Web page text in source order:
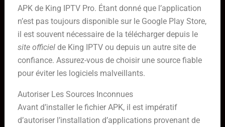
APK de King IPTV Pro. Étant donné que l’application
n’est pas toujours disponible sur le Google Play Store,
il est souvent nécessaire de la télécharger depuis le
site officielde King IPTV ou depuis un autre site de
confiance. Assurez-vous de choisir une source fiable
pour éviter les logiciels malveillants.
Autoriser Les Sources Inconnues
Avant d’installer le fichier APK, il est impératif
d’autoriser l’installation d’applications provenant de